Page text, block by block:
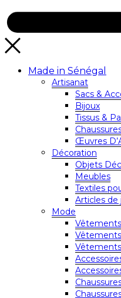
Made in Sénégal
Artisanat
Sacs &
Bijoux
Tissus &
Œuvres
Décoration
Objets
Meubles
Textiles
Articles de
Mode